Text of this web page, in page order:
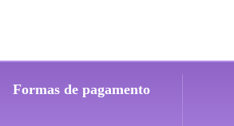
Formas de pagamento